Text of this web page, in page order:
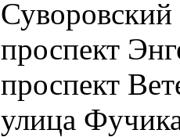
Суворовский
проспект
проспект
улица